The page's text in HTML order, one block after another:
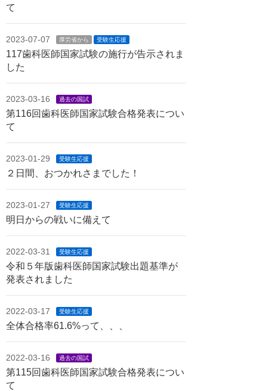
て
2023-07-07 厚労省から 受験生応援
117歯科医師国家試験の施行が告示されま
した
2023-03-16 過去の国試
第116回歯科医師国家試験合格発表につい
て
2023-01-29 受験生応援
２日間、おつかれさまでした！
2023-01-27 受験生応援
明日からの戦いに備えて
2022-03-31 受験生応援
令和５年版歯科医師国家試験出題基準が
発表されました
2022-03-17 受験生応援
全体合格率61.6%って、、、
2022-03-16 過去の国試
第115回歯科医師国家試験合格発表につい
て